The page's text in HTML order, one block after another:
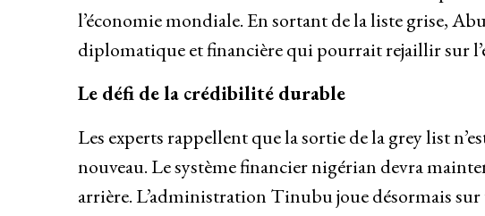
l’économie mondiale. En sortant de la liste grise,
diplomatique et financière qui pourrait rejaillir sur
Le défi de la crédibilité durable
Les experts rappellent que la sortie de la grey list
nouveau. Le système financier nigérian devra
arrière. L’administration Tinubu joue désormais